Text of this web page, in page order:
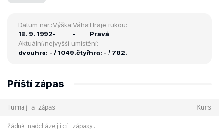
Datum nar.:
18. 9. 1992
Výška:
-
Váha:
-
Hraje rukou:
Pravá
Aktuální/nejvyšší umístění:
dvouhra: - / 1049.čtyřhra: - / 782.
Příští zápas
Turnaj a zápas Kurs
Žádné nadcházející zápasy.